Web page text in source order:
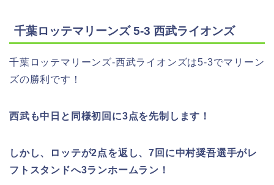
千葉ロッテマリーンズ 5-3 西武ライオンズ
千葉ロッテマリーンズ-西武ライオンズは5-3でマリーン
ズの勝利です！
西武も中日と同様初回に3点を先制します！
しかし、ロッテが2点を返し、7回に中村奨吾選手がレ
フトスタンドへ3ランホームラン！